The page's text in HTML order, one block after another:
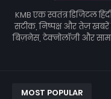
KMB एक स्वतंत्र डिजिटल
सटीक, निष्पक्ष और तेज़ खबरें
बिज़नेस, टेक्नोलॉजी और
MOST POPULAR